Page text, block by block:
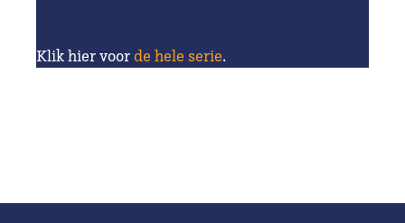
Klik hier voorde hele serie.